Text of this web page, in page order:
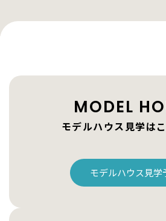
MODEL
モデルハウス見学は
モデルハウス見学